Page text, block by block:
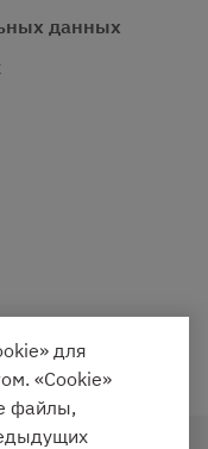
данных
для
«Cookie»
файлы,